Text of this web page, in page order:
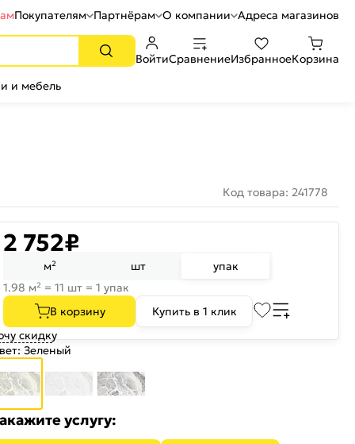
Покупателям Партнёрам О компании Адреса магазинов
ВойтиСравнениеИзбранноеКорзина
и мебель
Код товара: 241778
2 752₽
м² шт
упак
1.98 м² = 11 шт = 1 упак
В корзину
Купить в 1 клик
скидку
Зеленый
услугу: